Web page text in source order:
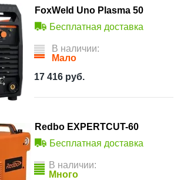
FoxWeld Uno Plasma 50
Бесплатная доставка
В наличии:
Мало
17 416 руб.
Redbo EXPERTCUT-60
Бесплатная доставка
В наличии:
Много